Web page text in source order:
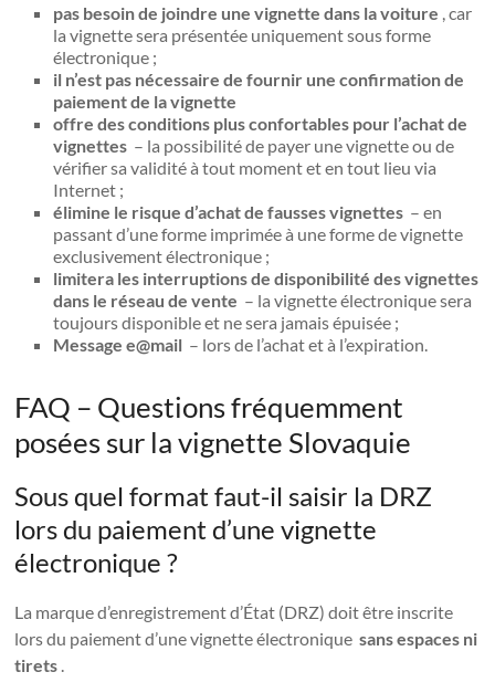
pas besoin de joindre une vignette dans la voiture , car
la vignette sera présentée uniquement sous forme
électronique ;
il n’est pas nécessaire de fournir une confirmation de
paiement de la vignette
offre des conditions plus confortables pour l’achat de
vignettes – la possibilité de payer une vignette ou de
vérifier sa validité à tout moment et en tout lieu via
Internet ;
élimine le risque d’achat de fausses vignettes – en
passant d’une forme imprimée à une forme de vignette
exclusivement électronique ;
limitera les interruptions de disponibilité des vignettes
dans le réseau de vente – la vignette électronique sera
toujours disponible et ne sera jamais épuisée ;
Message e@mail – lors de l’achat et à l’expiration.
FAQ – Questions fréquemment
posées sur la vignette Slovaquie
Sous quel format faut-il saisir la DRZ
lors du paiement d’une vignette
électronique ?
La marque d’enregistrement d’État (DRZ) doit être inscrite
lors du paiement d’une vignette électroniquesans espaces ni
tirets